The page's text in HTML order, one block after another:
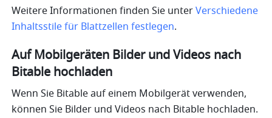
Weitere Informationen finden Sie unter Verschiedene
Inhaltsstile für Blattzellen festlegen.
Auf Mobilgeräten Bilder und Videos nach
Bitable hochladen
Wenn Sie Bitable auf einem Mobilgerät verwenden,
können Sie